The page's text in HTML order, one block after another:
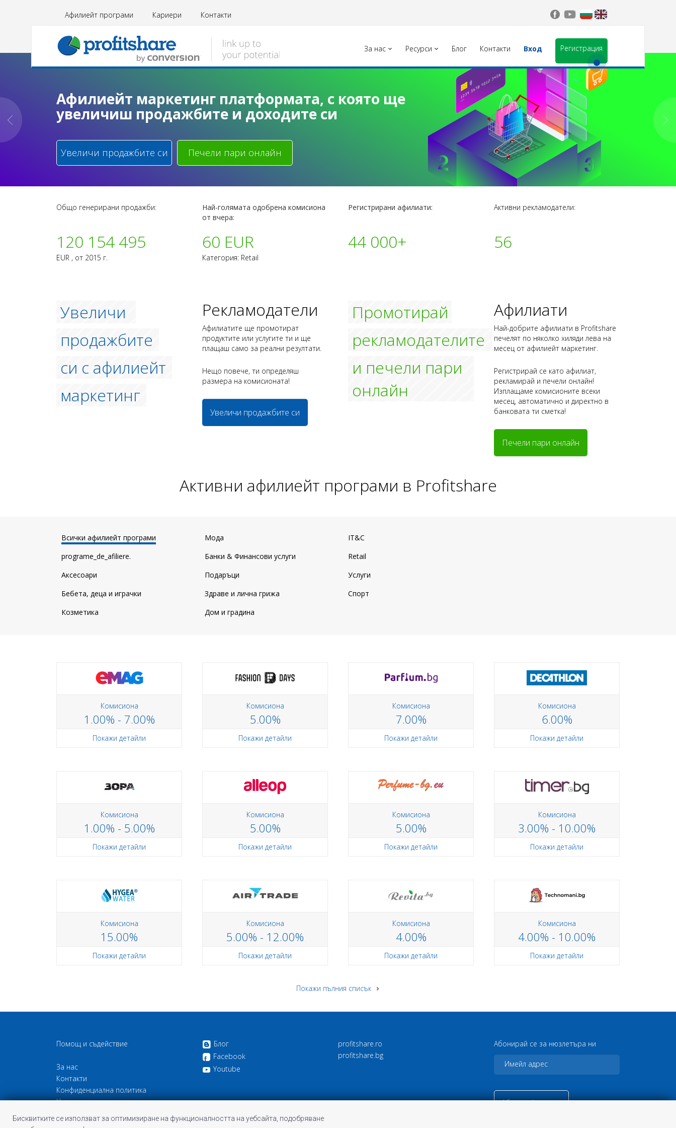
Афилиейт програми Кариери Контакти
За нас Ресурси Блог Контакти Вход Регистрация
Афилиейт маркетинг платформата, с която ще
увеличиш продажбите и доходите си
Увеличи продажбите си Печели пари онлайн
Общо генерирани продажби:
Най-голямата одобрена комисиона
от вчера:
Регистрирани афилиати: Активни рекламодатели:
1 20 1 54 495 60 EUR 44 000+ 56
EUR , от 2015 г. Категория: Retail
Увеличи
продажбите
си с афилиейт
маркетинг
Рекламодатели
Афилиатите ще промотират
продуктите или услугите ти и ще
плащаш само за реални резултати.
Нещо повече, ти определяш
размера на комисионата!
Увеличи продажбите си
Промотирай
рекламодателите
и печели пари
онлайн
Афилиати
Най-добрите афилиати в Profitshare
печелят по няколко хиляди лева на
месец от афилиейт маркетинг.
Регистрирай се като афилиат,
рекламирай и печели онлайн!
Изплащаме комисионите всеки
месец, автоматично и директно в
банковата ти сметка!
Печели пари онлайн
Активни афилиейт програми в Profitshare
Всички афилиейт програми
programe_de_afiliere.
Аксесоари
Бебета, деца и играчки
Козметика
Мода
Банки & Финансови услуги
Подаръци
Здраве и лична грижа
Дом и градина
IT&C
Retail
Услуги
Спорт
Комисиона
1.00% - 7.00%
Покажи детайли
Комисиона
5.00%
Покажи детайли
Комисиона
7.00%
Покажи детайли
Комисиона
6.00%
Покажи детайли
Комисиона
1.00% - 5.00%
Покажи детайли
Комисиона
5.00%
Покажи детайли
Комисиона
5.00%
Покажи детайли
Комисиона
3.00% - 10.00%
Покажи детайли
Комисиона
15.00%
Покажи детайли
Комисиона
5.00% - 12.00%
Покажи детайли
Комисиона
4.00%
Покажи детайли
Комисиона
4.00% - 10.00%
Покажи детайли
Покажи пълния списък
Помощ и съдействие
За нас
Контакти
Конфиденциална политика
Често задавани въпроси
Общи условия на Profitshare
Блог
Facebook
Youtube
profitshare.ro
profitshare.bg
Абонирай се за нюзлетъра ни
Абонирай се сега
Бисквитките се използват за оптимизиране на функционалността на уебсайта, подобряване